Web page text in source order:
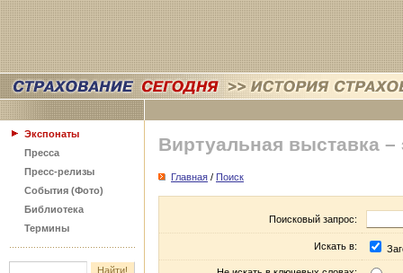
Экспонаты
Пресса
Пресс-релизы
События (Фото)
Библиотека
Термины
Виртуальная выставка –
Главная / Поиск
Поисковый запрос:
Искать в: